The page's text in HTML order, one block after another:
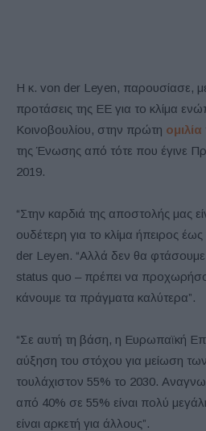
Η κ. von der Leyen, παρουσίασε,
προτάσεις της ΕΕ για το κλίμα
Κοινοβουλίου, στην πρώτη ομιλία
της Ένωσης από τότε που έγινε
2019.
“Στην καρδιά της αποστολής μας
ουδέτερη για το κλίμα ήπειρος
der Leyen. “Αλλά δεν θα φτάσουμε
status quo – πρέπει να
κάνουμε τα πράγματα καλύτερα”.
“Σε αυτή τη βάση, η Ευρωπαϊκή
αύξηση του στόχου για μείωση
τουλάχιστον 55% το 2030.
από 40% σε 55% είναι πολύ
είναι αρκετή για άλλους”.